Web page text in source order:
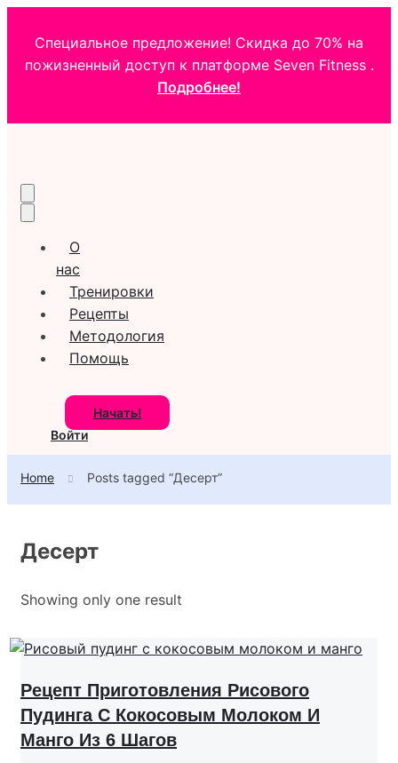
Специальное предложение! Скидка до 70% на
пожизненный доступ к платформе Seven Fitness .
Подробнее!
О
нас
Тренировки
Рецепты
Методология
Помощь
Начать!
Войти
Home Posts tagged “Десерт”
Десерт
Showing only one result
Рецепт Приготовления Рисового
Пудинга С Кокосовым Молоком И
Манго Из 6 Шагов